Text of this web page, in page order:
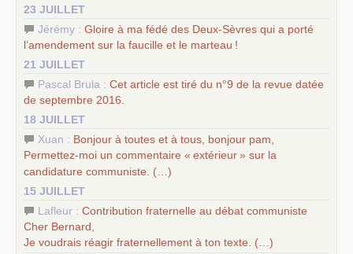
23 JUILLET
Jérémy : Gloire à ma fédé des Deux-Sèvres qui a porté
l’amendement sur la faucille et le marteau !
21 JUILLET
Pascal Brula : Cet article est tiré du n°9 de la revue datée
de septembre 2016.
18 JUILLET
Xuan : Bonjour à toutes et à tous, bonjour pam,
Permettez-moi un commentaire « extérieur» sur la
candidature communiste. (…)
15 JUILLET
Lafleur : Contribution fraternelle au débat communiste
Cher Bernard,
Je voudrais réagir fraternellement à ton texte. (…)